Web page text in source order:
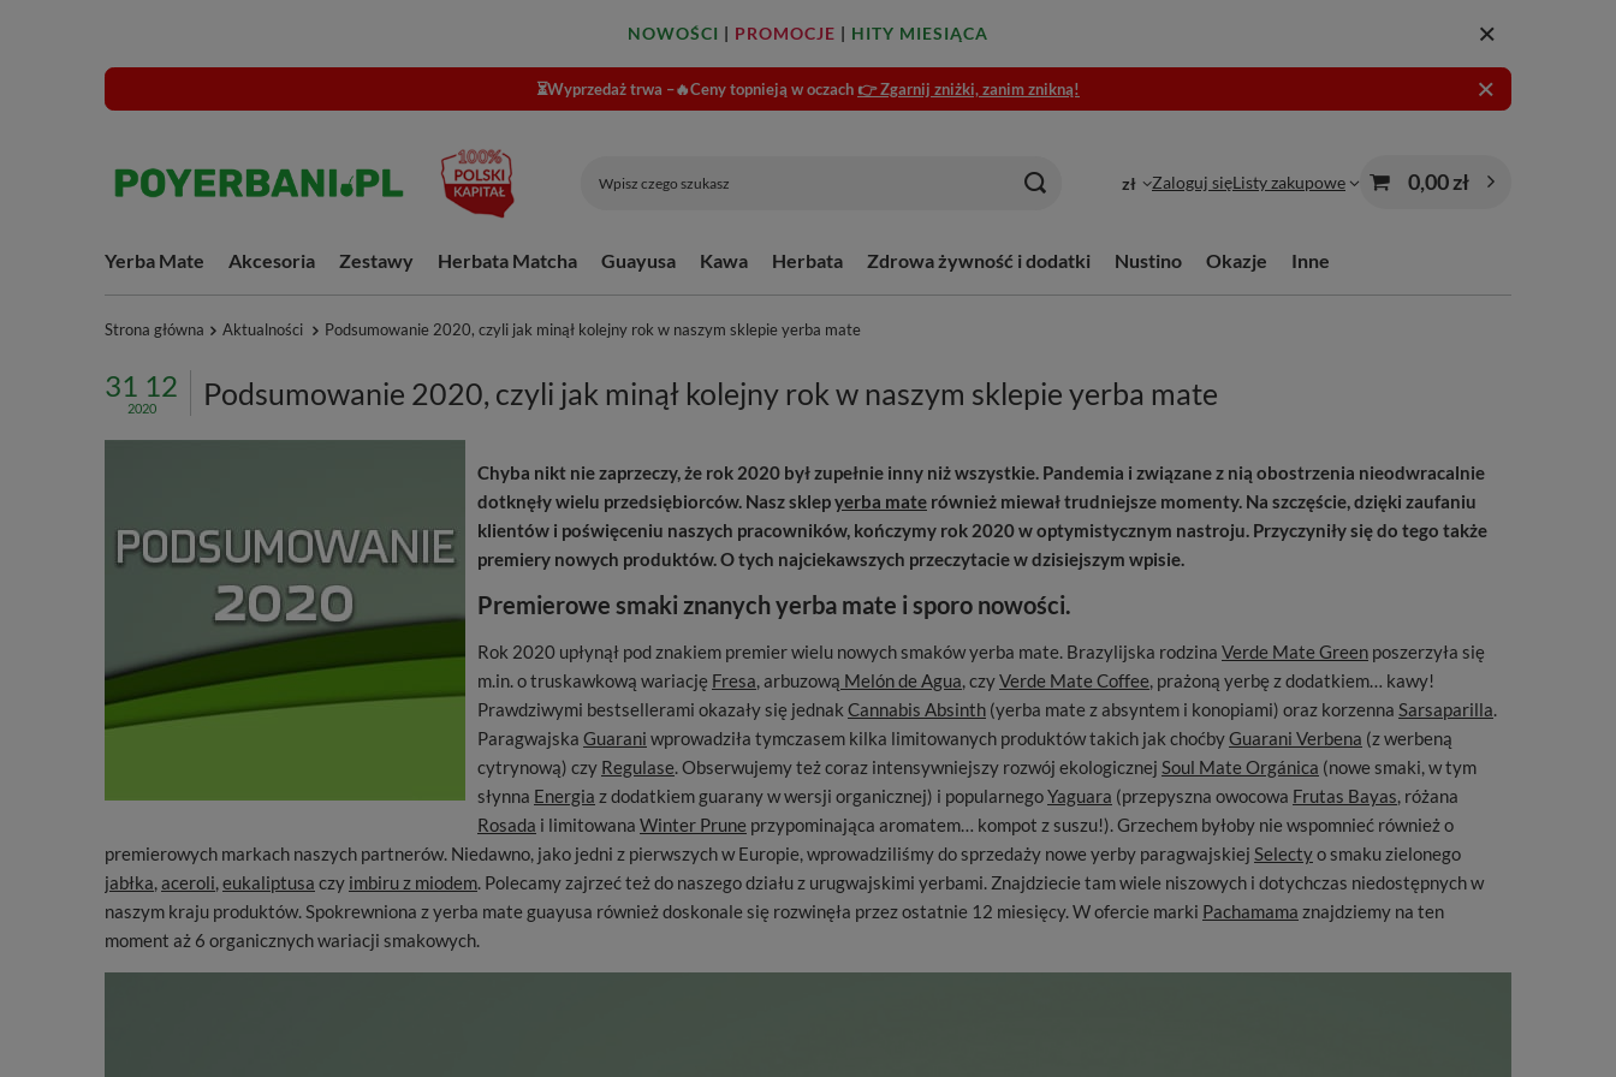
NOWOŚCI | PROMOCJE | HITY MIESIĄCA
⏳Wyprzedaż trwa –🔥Ceny topnieją w oczach 👉 Zgarnij zniżki, zanim znikną!
zł Zaloguj sięListy zakupowe 0,00 zł
Yerba Mate Akcesoria Zestawy Herbata Matcha Guayusa Kawa Herbata Zdrowa żywność i dodatki Nustino Okazje Inne
Strona główna Aktualności Podsumowanie 2020, czyli jak minął kolejny rok w naszym sklepie yerba mate
31 12
2020 Podsumowanie 2020, czyli jak minął kolejny rok w naszym sklepie yerba mate
Chyba nikt nie zaprzeczy, że rok 2020 był zupełnie inny niż wszystkie. Pandemia i związane z nią obostrzenia nieodwracalnie
dotknęły wielu przedsiębiorców. Nasz sklepyerba mate również miewał trudniejsze momenty. Na szczęście, dzięki zaufaniu
klientów i poświęceniu naszych pracowników, kończymy rok 2020 w optymistycznym nastroju. Przyczyniły się do tego także
premiery nowych produktów. O tych najciekawszych przeczytacie w dzisiejszym wpisie.
Premierowe smaki znanych yerba mate i sporo nowości.
Rok 2020 upłynął pod znakiem premier wielu nowych smaków yerba mate. Brazylijska rodzina Verde Mate Green poszerzyła się
m.in. o truskawkową wariację Fresa, arbuzową Melón de Agua, czyVerde Mate Coffee, prażoną yerbę z dodatkiem… kawy!
Prawdziwymi bestsellerami okazały się jednak Cannabis Absinth (yerba mate z absyntem i konopiami) oraz korzenna Sarsaparilla.
Paragwajska Guarani wprowadziła tymczasem kilka limitowanych produktów takich jak choćbyGuarani Verbena (z werbeną
cytrynową) czy Regulase. Obserwujemy też coraz intensywniejszy rozwój ekologicznej Soul Mate Orgánica (nowe smaki, w tym
słynna Energia z dodatkiem guarany w wersji organicznej) i popularnegoYaguara (przepyszna owocowa Frutas Bayas, różana
Rosada i limitowana Winter Prune przypominająca aromatem… kompot z suszu!). Grzechem byłoby nie wspomnieć również o
premierowych markach naszych partnerów. Niedawno, jako jedni z pierwszych w Europie, wprowadziliśmy do sprzedaży nowe yerby paragwajskiej Selectyo smaku zielonego
jabłka,aceroli,eukaliptusa czy imbiru z miodem. Polecamy zajrzeć też do naszego działu z urugwajskimi yerbami. Znajdziecie tam wiele niszowych i dotychczas niedostępnych w
naszym kraju produktów. Spokrewniona z yerba mate guayusa również doskonale się rozwinęła przez ostatnie 12 miesięcy. W ofercie marki Pachamama znajdziemy na ten
moment aż 6 organicznych wariacji smakowych.